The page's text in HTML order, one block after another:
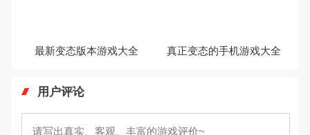
最新变态版本游戏大全 真正变态的手机游戏大全
用户评论